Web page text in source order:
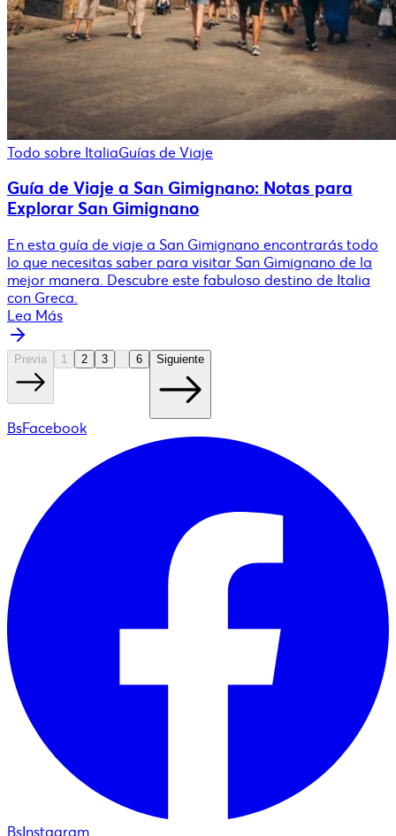
Todo sobre ItaliaGuías de Viaje
Guía de Viaje a San Gimignano: Notas para
Explorar San Gimignano
En esta guía de viaje a San Gimignano encontrarás todo
lo que necesitas saber para visitar San Gimignano de la
mejor manera. Descubre este fabuloso destino de Italia
con Greca.
Lea Más
Previa 1 2 3 6 Siguiente
BsFacebook
BsInstagram